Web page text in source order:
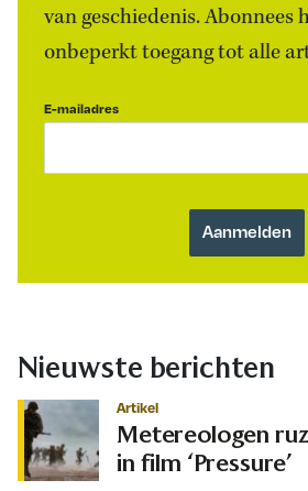
van geschiedenis. Abonnees
onbeperkt toegang tot alle
E-mailadres
Nieuwste berichten
Artikel
Metereologen
in film ‘Pressure’